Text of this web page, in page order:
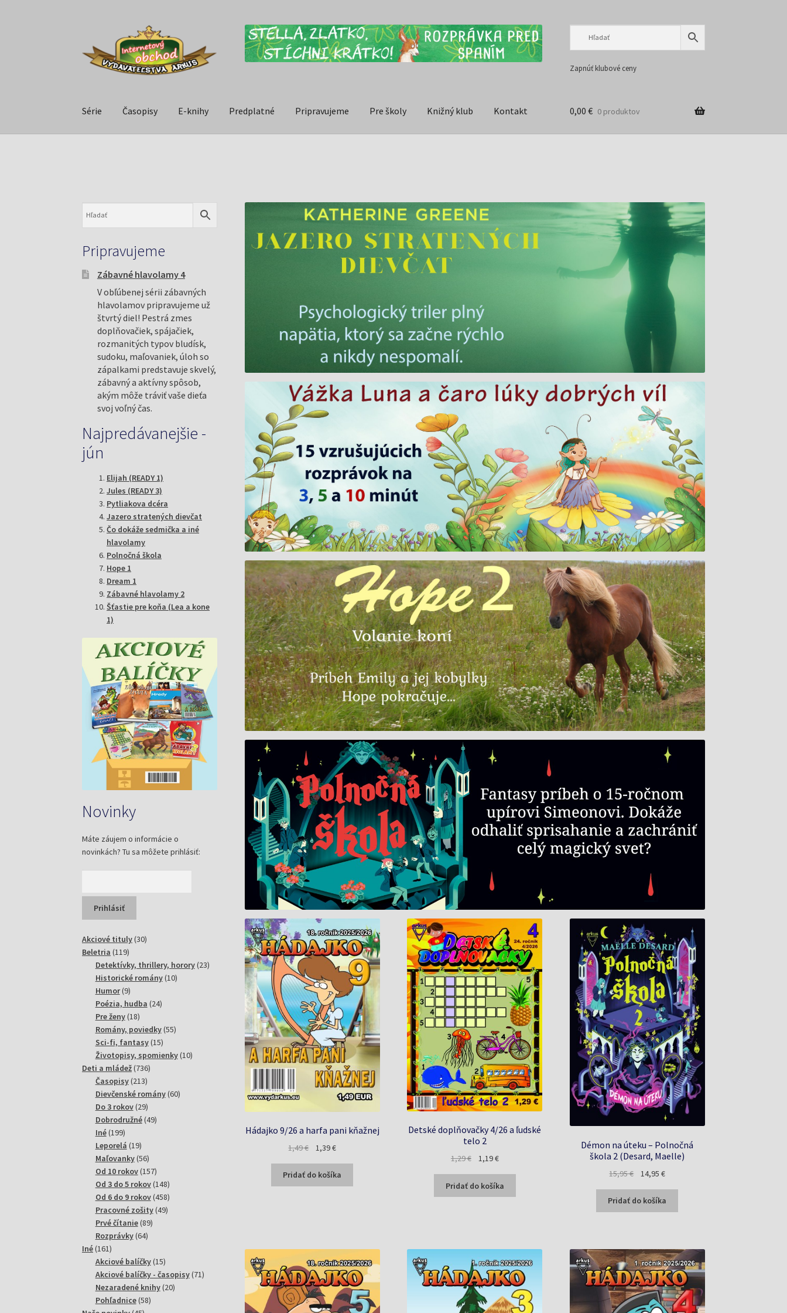
Zapnúť klubové ceny
Série Časopisy E-knihy Predplatné Pripravujeme Pre školy Knižný klub Kontakt 0,00 € 0 produktov
Hádajko 9/26 a harfa pani kňažnej
1,49€
Pôvodná
bola:
1,49 €.
1,39€Aktuálna
je:
1,39 €.
Pridať do košíka
Detské doplňovačky 4/26 a ľudské
telo 2
1,29€
Pôvodná
bola:
1,29 €.
1,19€Aktuálna
je:
1,19 €.
Pridať do košíka
Démon na úteku – Polnočná
škola 2 (Desard, Maelle)
15,95€
Pôvodná
bola:
15,95 €.
14,95€Aktuálna
je:
14,95 €.
Pridať do košíka
Pripravujeme
Zábavné hlavolamy 4
V obľúbenej sérii zábavných
hlavolamov pripravujeme už
štvrtý diel! Pestrá zmes
doplňovačiek, spájačiek,
rozmanitých typov bludísk,
sudoku, maľovaniek, úloh so
zápalkami predstavuje skvelý,
zábavný a aktívny spôsob,
akým môže tráviť vaše dieťa
svoj voľný čas.
Najpredávanejšie -
jún
Elijah (READY 1)
Jules (READY 3)
Pytliakova dcéra
Jazero stratených dievčat
Čo dokáže sedmička a iné
hlavolamy
Polnočná škola
Hope 1
Dream 1
Zábavné hlavolamy 2
Šťastie pre koňa (Lea a kone
1)
Novinky
Máte záujem o informácie o
novinkách? Tu sa môžete prihlásiť:
Akciové tituly 3030
Beletria 119119
produktov
Detektívky, thrillery, horory 2323
Historické romány 1010
Humor 99
produktov
Poézia, hudba 2424
Pre ženy 1818
produktov
Romány, poviedky 5555
Sci-fi, fantasy 1515
produktov
Životopisy, spomienky 1010
Deti a mládež 736736
Časopisy 213213
produktov
Dievčenské romány 6060
Do 3 rokov 2929
produktov
Dobrodružné 4949
Iné 199199
produktov
Leporelá 1919
produktov
Maľovanky 5656
produktov
Od 10 rokov 157157
produktov
Od 3 do 5 rokov 148148
produktov
Od 6 do 9 rokov 458458
produktov
Pracovné zošity 4949
Prvé čítanie 8989
Rozprávky 6464
Iné 161161
produktov
Akciové balíčky 1515
produktov
Akciové balíčky - časopisy 7171
Nezaradené knihy 2020
Pohľadnice 5858